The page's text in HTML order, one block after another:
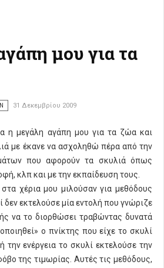
μου για τα
31 Δεκεμβρίου 2009
η μεγάλη αγάπη μου για τα ζώα και
με έκανε να ασχοληθώ πέρα από την
που αφορούν τα σκυλιά όπως
κλπ και με την εκπαίδευση τους.
χέρια μου μιλούσαν για μεθόδους
δεν εκτελούσε μία εντολή που γνώριζε
να το διορθώσει τραβώντας δυνατά
ο πνίκτης που είχε το σκυλί
την ενέργεια το σκυλί εκτελούσε την
της τιμωρίας. Αυτές τις μεθόδους,